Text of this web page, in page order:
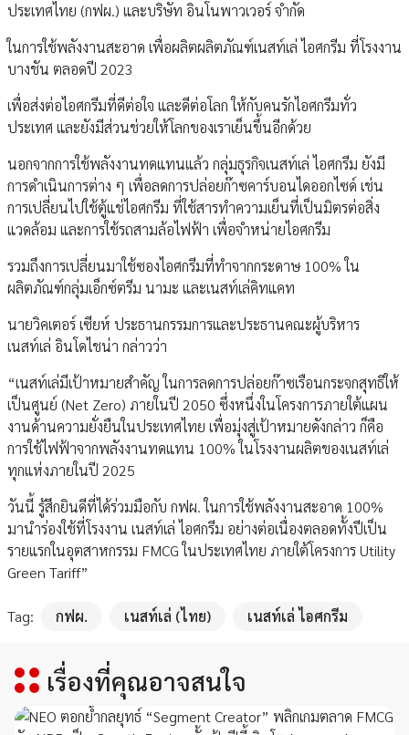
ประเทศไทย (กฟผ.) และบริษัท อินโนพาวเวอร์ จำกัด
ในการใช้พลังงานสะอาด เพื่อผลิตผลิตภัณฑ์เนสท์เล่ ไอศกรีม ที่โรงงาน
บางชัน ตลอดปี 2023
เพื่อส่งต่อไอศกรีมที่ดีต่อใจ และดีต่อโลก ให้กับคนรักไอศกรีมทั่ว
ประเทศ และยังมีส่วนช่วยให้โลกของเราเย็นขึ้นอีกด้วย
นอกจากการใช้พลังงานทดแทนแล้ว กลุ่มธุรกิจเนสท์เล่ ไอศกรีม ยังมี
การดำเนินการต่าง ๆ เพื่อลดการปล่อยก๊าซคาร์บอนไดออกไซด์ เช่น
การเปลี่ยนไปใช้ตู้แช่ไอศกรีม ที่ใช้สารทำความเย็นที่เป็นมิตรต่อสิ่ง
แวดล้อม และการใช้รถสามล้อไฟฟ้า เพื่อจำหน่ายไอศกรีม
รวมถึงการเปลี่ยนมาใช้ซองไอศกรีมที่ทำจากกระดาษ 100% ใน
ผลิตภัณฑ์กลุ่มเอ็กซ์ตรีม นามะ และเนสท์เล่คิทแคท
นายวิคเตอร์ เซียห์ ประธานกรรมการและประธานคณะผู้บริหาร
เนสท์เล่ อินโดไชน่า กล่าวว่า
“เนสท์เล่มีเป้าหมายสำคัญ ในการลดการปล่อยก๊าซเรือนกระจกสุทธิให้
เป็นศูนย์ (Net Zero) ภายในปี 2050 ซึ่งหนึ่งในโครงการภายใต้แผน
งานด้านความยั่งยืนในประเทศไทย เพื่อมุ่งสู่เป้าหมายดังกล่าว ก็คือ
การใช้ไฟฟ้าจากพลังงานทดแทน 100% ในโรงงานผลิตของเนสท์เล่
ทุกแห่งภายในปี 2025
วันนี้ รู้สึกยินดีที่ได้ร่วมมือกับ กฟผ. ในการใช้พลังงานสะอาด 100%
มานำร่องใช้ที่โรงงาน เนสท์เล่ ไอศกรีม อย่างต่อเนื่องตลอดทั้งปีเป็น
รายแรกในอุตสาหกรรม FMCG ในประเทศไทย ภายใต้โครงการ Utility
Green Tariff”
Tag: กฟผ. เนสท์เล่ (ไทย) เนสท์เล่ ไอศกรีม
เรื่องที่คุณอาจสนใจ